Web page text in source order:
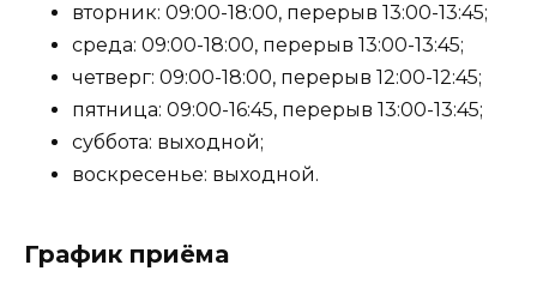
вторник: 09:00-18:00, перерыв 13:00-13:45;
среда: 09:00-18:00, перерыв 13:00-13:45;
четверг: 09:00-18:00, перерыв 12:00-12:45;
пятница: 09:00-16:45, перерыв 13:00-13:45;
суббота: выходной;
воскресенье: выходной.
График приёма